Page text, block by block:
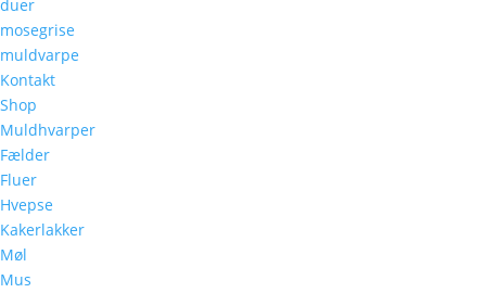
duer
mosegrise
muldvarpe
Kontakt
Shop
Muldhvarper
Fælder
Fluer
Hvepse
Kakerlakker
Møl
Mus